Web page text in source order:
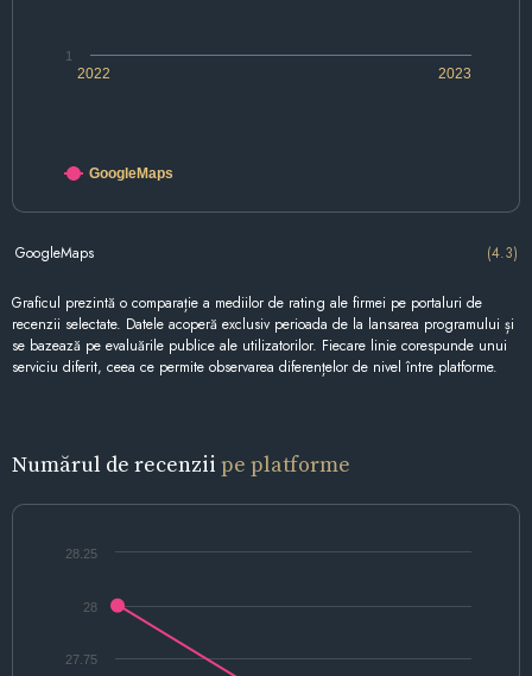
2022 2023
1
GoogleMaps
GoogleMaps (4.3)
Graficul prezintă o comparație a mediilor de rating ale firmei pe portaluri de
recenzii selectate. Datele acoperă exclusiv perioada de la lansarea programului și
se bazează pe evaluările publice ale utilizatorilor. Fiecare linie corespunde unui
serviciu diferit, ceea ce permite observarea diferențelor de nivel între platforme.
Numărul de recenzii pe platforme
27.75
28
28.25